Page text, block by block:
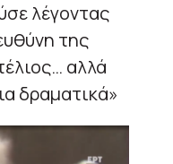
λέγοντας
της
αλλά
δραματικά»